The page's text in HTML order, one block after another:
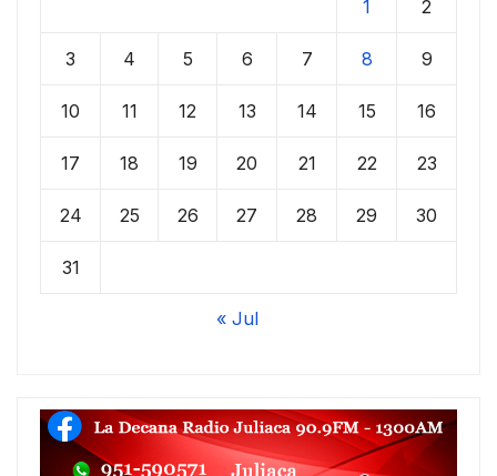
1 2
3 4 5 6 7 8 9
10 11 12 13 14 15 16
17 18 19 20 21 22 23
24 25 26 27 28 29 30
31
« Jul